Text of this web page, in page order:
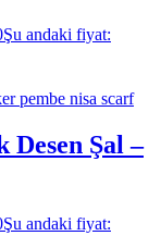
Şu andaki fiyat:
Şal –
Şu andaki fiyat: